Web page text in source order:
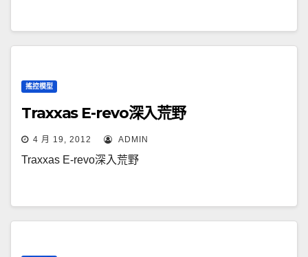
搖控模型
Traxxas E-revo深入荒野
4 月 19, 2012 ADMIN
Traxxas E-revo深入荒野